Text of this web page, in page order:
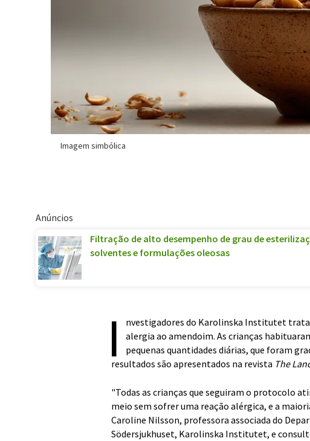
Imagem simbólica
Anúncios
Filtração de alto desempenho de grau de
solventes e formulações oleosas
I
nvestigadores do Karolinska Institutet
alergia ao amendoim. As crianças
pequenas quantidades diárias, que foram
resultados são apresentados na revista The
"Todas as crianças que seguiram o protocolo
meio sem sofrer uma reação alérgica, e a
Caroline Nilsson, professora associada do
Södersjukhuset, Karolinska Institutet, e